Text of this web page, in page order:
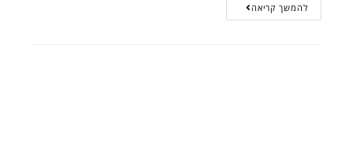
להמשך קריאה